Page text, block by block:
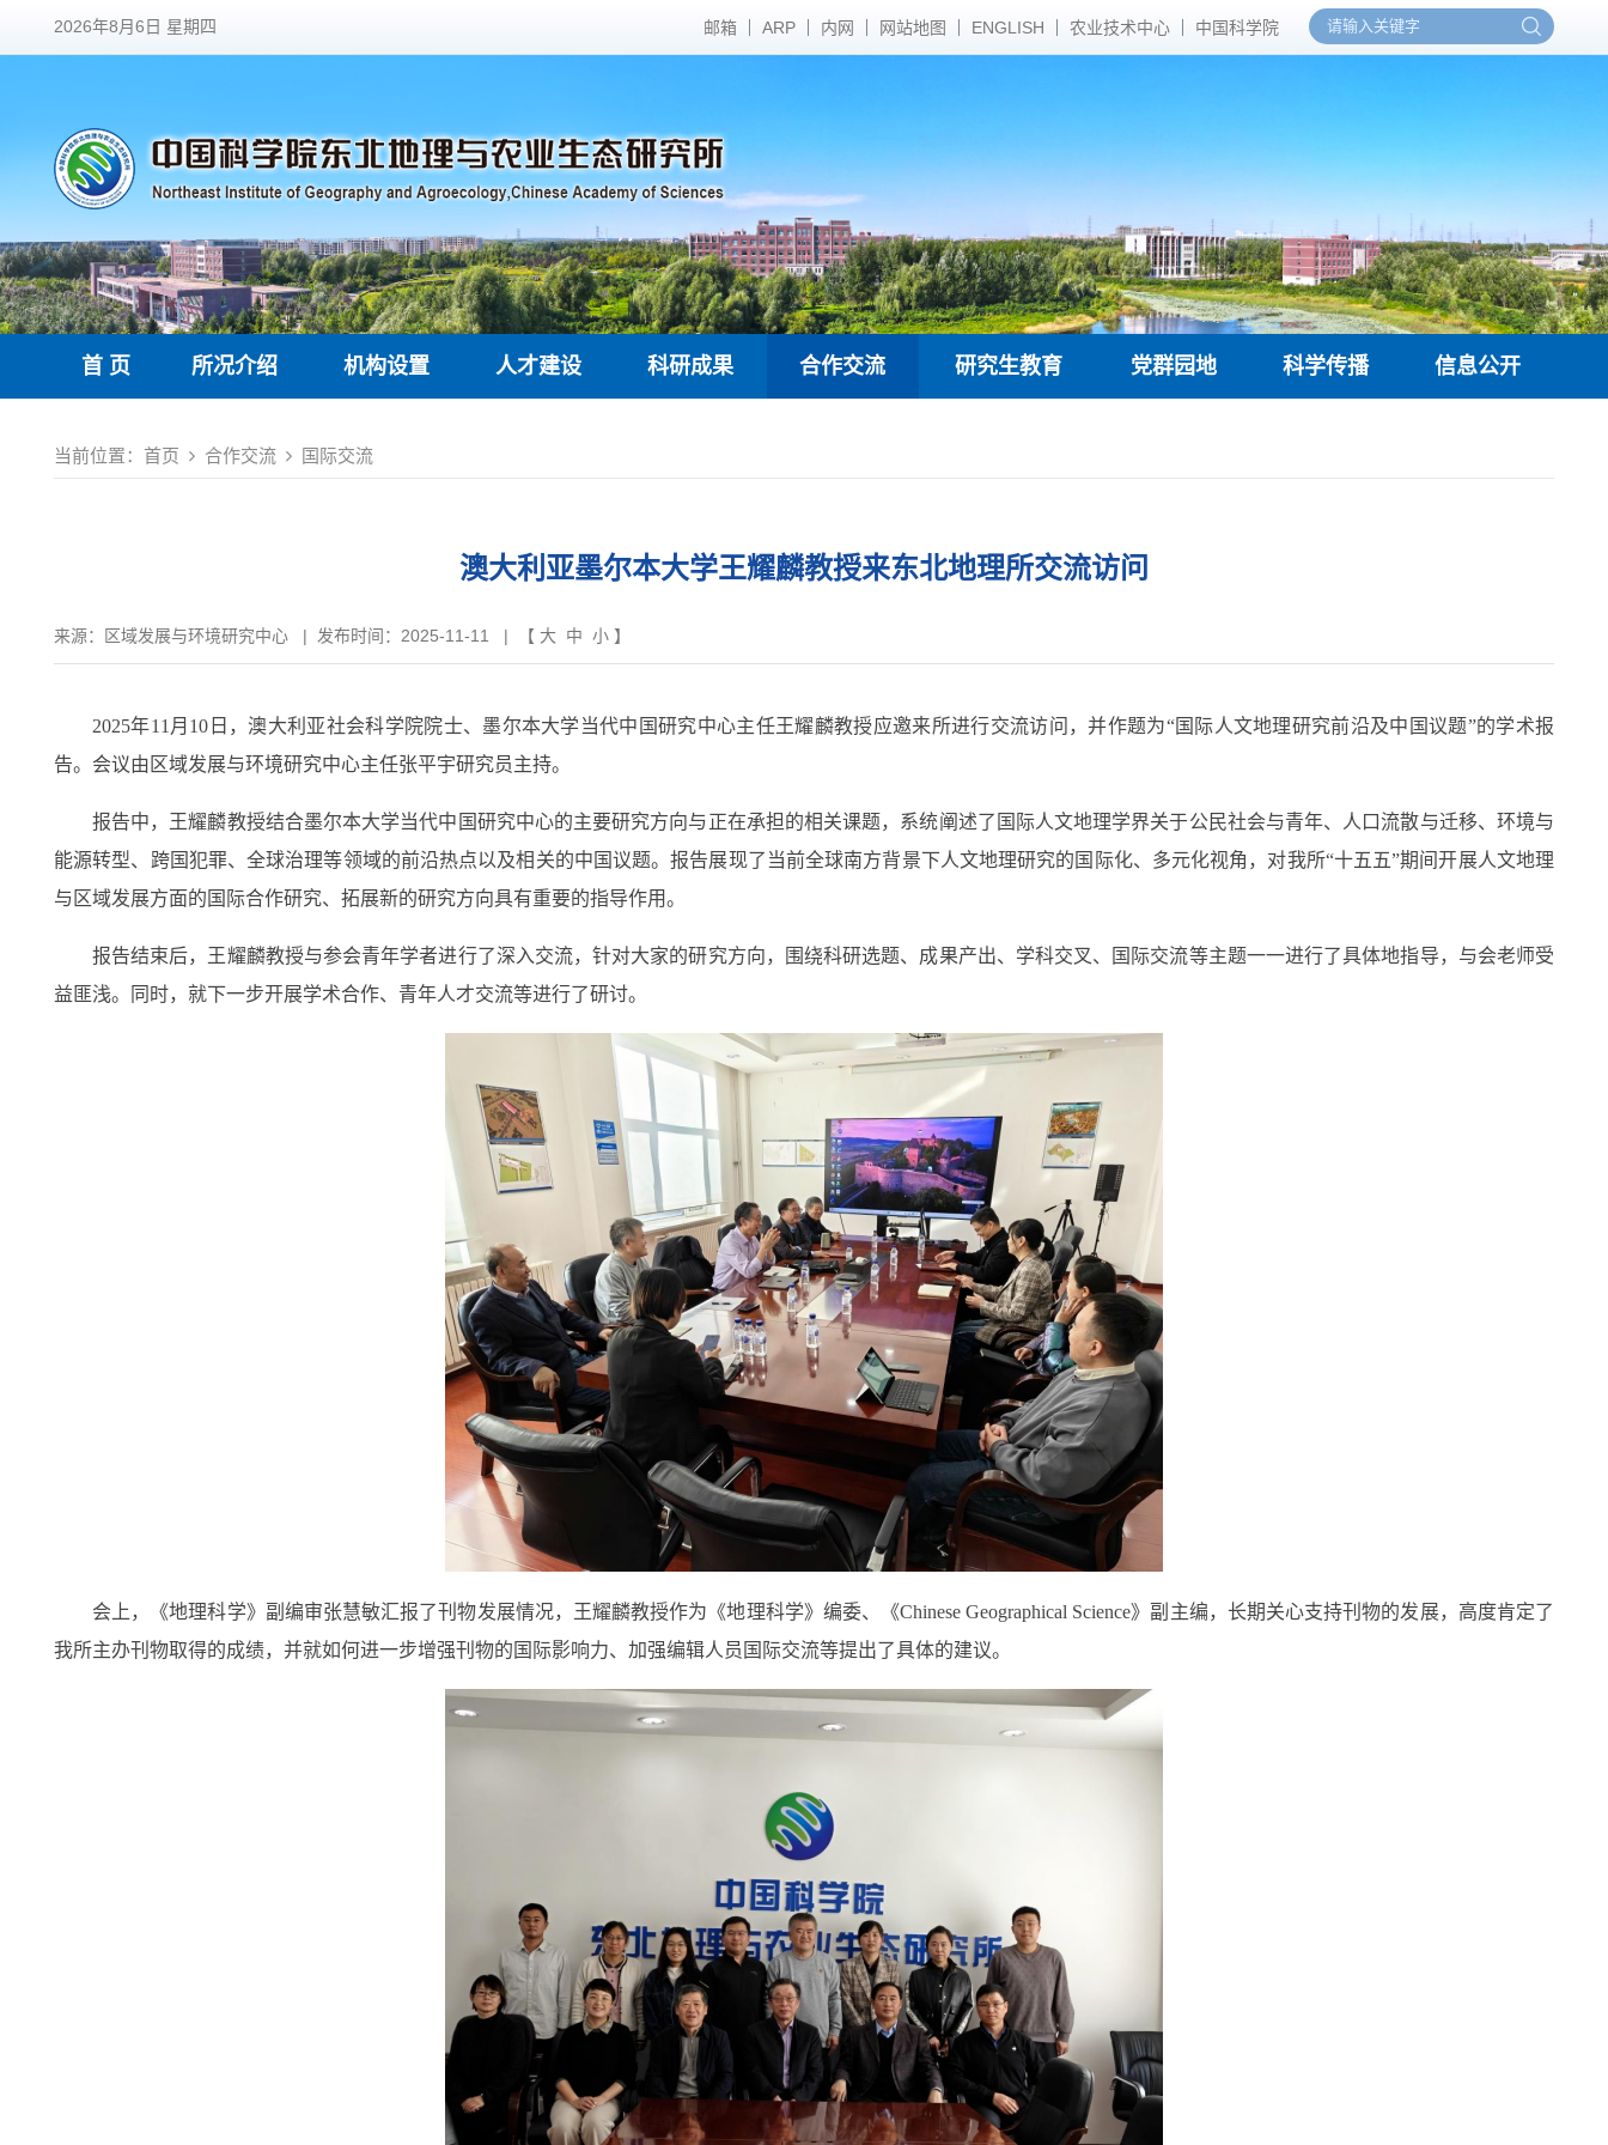
2026年8月6日 星期四 邮箱 ARP 内网 网站地图 ENGLISH 农业技术中心 中国科学院
首 页 所况介绍 机构设置 人才建设 科研成果 合作交流 研究生教育 党群园地 科学传播 信息公开
当前位置： 首页 合作交流 国际交流
澳大利亚墨尔本大学王耀麟教授来东北地理所交流访问
来源： 区域发展与环境研究中心 | 发布时间：2025-11-11 | 【 大 中 小 】
2025年11 月 10 日，澳大利亚社会科学院院士、墨尔本大学当代中国研究中心主任王耀麟教授应邀来所进行交流访问，并作题为“国际人文地理研究前沿及中国议题”的学术报
告。会议由区域发展与环境研究中心主任张平宇研究员主持。
报告中，王耀麟教授结合墨尔本大学当代中国研究中心的主要研究方向与正在承担的相关课题，系统阐述了国际人文地理学界关于公民社会与青年、人口流散与迁移、环境与
能源转型、跨国犯罪、全球治理等领域的前沿热点以及相关的中国议题。报告展现了当前全球南方背景下人文地理研究的国际化、多元化视角，对我所“十五五”期间开展人文地理
与区域发展方面的国际合作研究、拓展新的研究方向具有重要的指导作用。
报告结束后，王耀麟教授与参会青年学者进行了深入交流，针对大家的研究方向，围绕科研选题、成果产出、学科交叉、国际交流等主题一一进行了具体地指导，与会老师受
益匪浅。同时，就下一步开展学术合作、青年人才交流等进行了研讨。
会上，《地理科学》副编审张慧敏汇报了刊物发展情况，王耀麟教授作为《地理科学》编委、《Chinese Geographical Science》副主编，长期关心支持刊物的发展，高度肯定了
我所主办刊物取得的成绩，并就如何进一步增强刊物的国际影响力、加强编辑人员国际交流等提出了具体的建议。